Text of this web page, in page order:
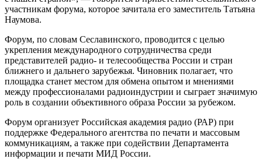
участникам форума, которое зачитала его заместитель Татьяна
Наумова.
Форум, по словам Сеславинского, проводится с целью
укрепления международного сотрудничества среди
представителей радио- и телесообщества России и стран
ближнего и дальнего зарубежья. Чиновник полагает, что
площадка станет местом для обмена опытом и мнениями
между профессионалами радиоиндустрии и сыграет значимую
роль в создании объективного образа России за рубежом.
Форум организует Российская академия радио (РАР) при
поддержке Федерального агентства по печати и массовым
коммуникациям, а также при содействии Департамента
информации и печати МИД России.